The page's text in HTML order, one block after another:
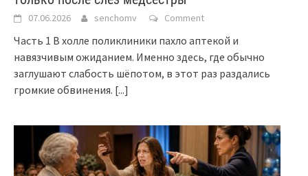
07.06.2026 senchomv Comment
Часть 1 В холле поликлиники пахло аптекой и
навязчивым ожиданием. Именно здесь, где обычно
заглушают слабость шёпотом, в этот раз раздались
громкие обвинения. [...]